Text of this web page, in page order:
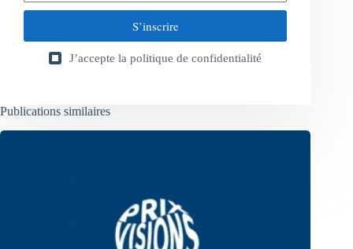
S’inscrire
J’accepte la politique de confidentialité
Publications similaires